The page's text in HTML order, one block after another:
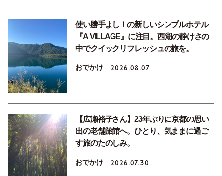
使い勝手よし！の新しいシンプルホテル
『A VILLAGE』に注目。西湖の静けさの
中でクイックリフレッシュの旅を。
おでかけ 2026.08.07
【広瀬裕子さん】23年ぶりに京都の思い
出の老舗旅館へ。ひとり、気ままに過ご
す旅のたのしみ。
おでかけ 2026.07.30